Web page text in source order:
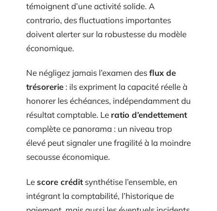
témoignent d’une activité solide. A
contrario, des fluctuations importantes
doivent alerter sur la robustesse du modèle
économique.
Ne négligez jamais l’examen desflux de
trésorerie : ils expriment la capacité réelle à
honorer les échéances, indépendamment du
résultat comptable. Le ratio d’endettement
complète ce panorama : un niveau trop
élevé peut signaler une fragilité à la moindre
secousse économique.
Lescore créditsynthétise l’ensemble, en
intégrant la comptabilité, l’historique de